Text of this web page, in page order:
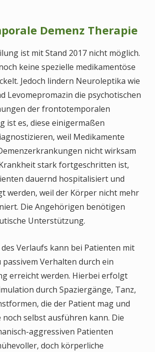
Demenz Therapie
ist mit Stand 2017 nicht möglich.
keine spezielle medikamentöse
Jedoch lindern Neuroleptika wie
Levomepromazin die psychotischen
der frontotemporalen
ist es, diese einigermaßen
weil Medikamente
nicht wirksam
stark fortgeschritten ist,
dauernd hospitalisiert und
werden, weil der Körper nicht mehr
Die Angehörigen benötigen
Unterstützung.
Verlaufs kann bei Patienten mit
Verhalten durch ein
erreicht werden. Hierbei erfolgt
durch Spaziergänge, Tanz,
die der Patient mag und
noch selbst ausführen kann. Die
aggressiven Patienten
doch körperliche